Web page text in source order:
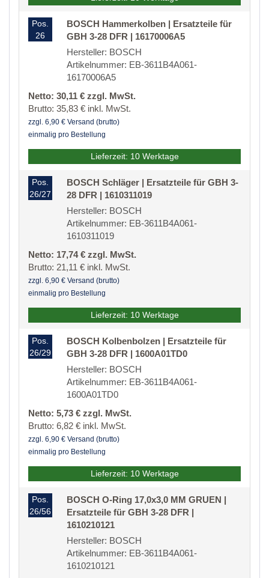
Pos.
26
BOSCH Hammerkolben | Ersatzteile für
GBH 3-28 DFR | 16170006A5
Hersteller: BOSCH
Artikelnummer: EB-3611B4A061-
16170006A5
Netto: 30,11 € zzgl. MwSt.
Brutto: 35,83 € inkl. MwSt.
zzgl. 6,90 € Versand (brutto)
einmalig pro Bestellung
Lieferzeit: 10 Werktage
Pos.
26/27
BOSCH Schläger | Ersatzteile für GBH 3-
28 DFR | 1610311019
Hersteller: BOSCH
Artikelnummer: EB-3611B4A061-
1610311019
Netto: 17,74 € zzgl. MwSt.
Brutto: 21,11 € inkl. MwSt.
zzgl. 6,90 € Versand (brutto)
einmalig pro Bestellung
Lieferzeit: 10 Werktage
Pos.
26/29
BOSCH Kolbenbolzen | Ersatzteile für
GBH 3-28 DFR | 1600A01TD0
Hersteller: BOSCH
Artikelnummer: EB-3611B4A061-
1600A01TD0
Netto: 5,73 € zzgl. MwSt.
Brutto: 6,82 € inkl. MwSt.
zzgl. 6,90 € Versand (brutto)
einmalig pro Bestellung
Lieferzeit: 10 Werktage
Pos.
26/56
BOSCH O-Ring 17,0x3,0 MM GRUEN |
Ersatzteile für GBH 3-28 DFR |
1610210121
Hersteller: BOSCH
Artikelnummer: EB-3611B4A061-
1610210121